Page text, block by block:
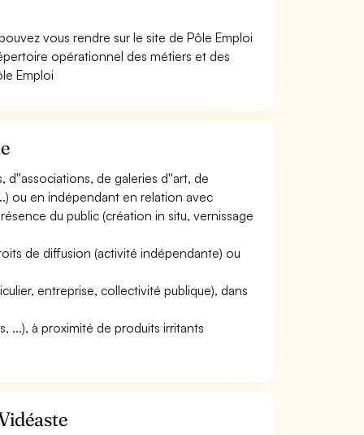
vous rendre sur le site de Pôle Emploi
opérationnel des métiers et des
Emploi
d''associations, de galeries d''art, de
ou en indépendant en relation avec
du public (création in situ, vernissage
de diffusion (activité indépendante) ou
entreprise, collectivité publique), dans
...), à proximité de produits irritants